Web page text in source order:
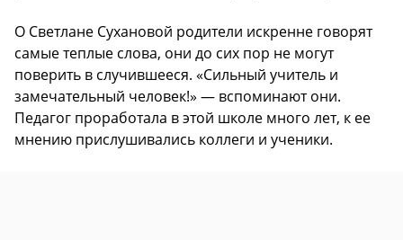
О Светлане Сухановой родители искренне говорят
самые теплые слова, они до сих пор не могут
поверить в случившееся. «Сильный учитель и
замечательный человек!» — вспоминают они.
Педагог проработала в этой школе много лет, к ее
мнению прислушивались коллеги и ученики.